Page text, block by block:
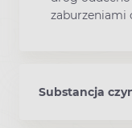
zaburzeniami
Substancja